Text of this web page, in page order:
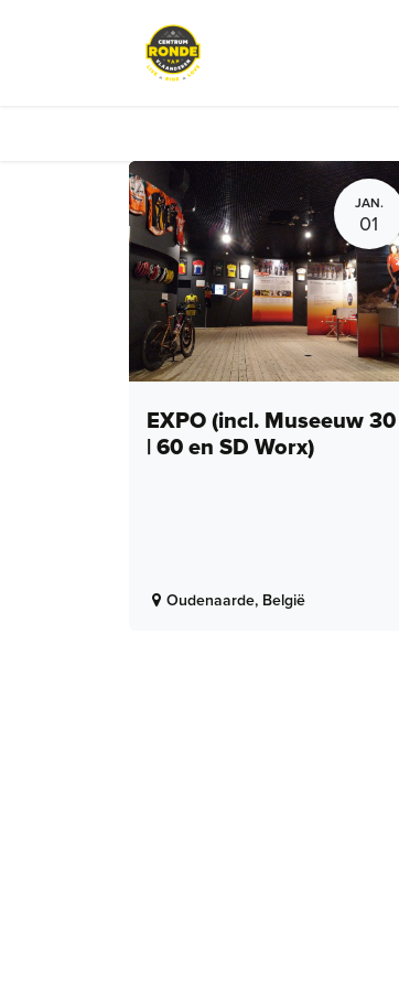
JAN.
01
EXPO (incl. Museeuw 30
| 60 en SD Worx)
Oudenaarde, België